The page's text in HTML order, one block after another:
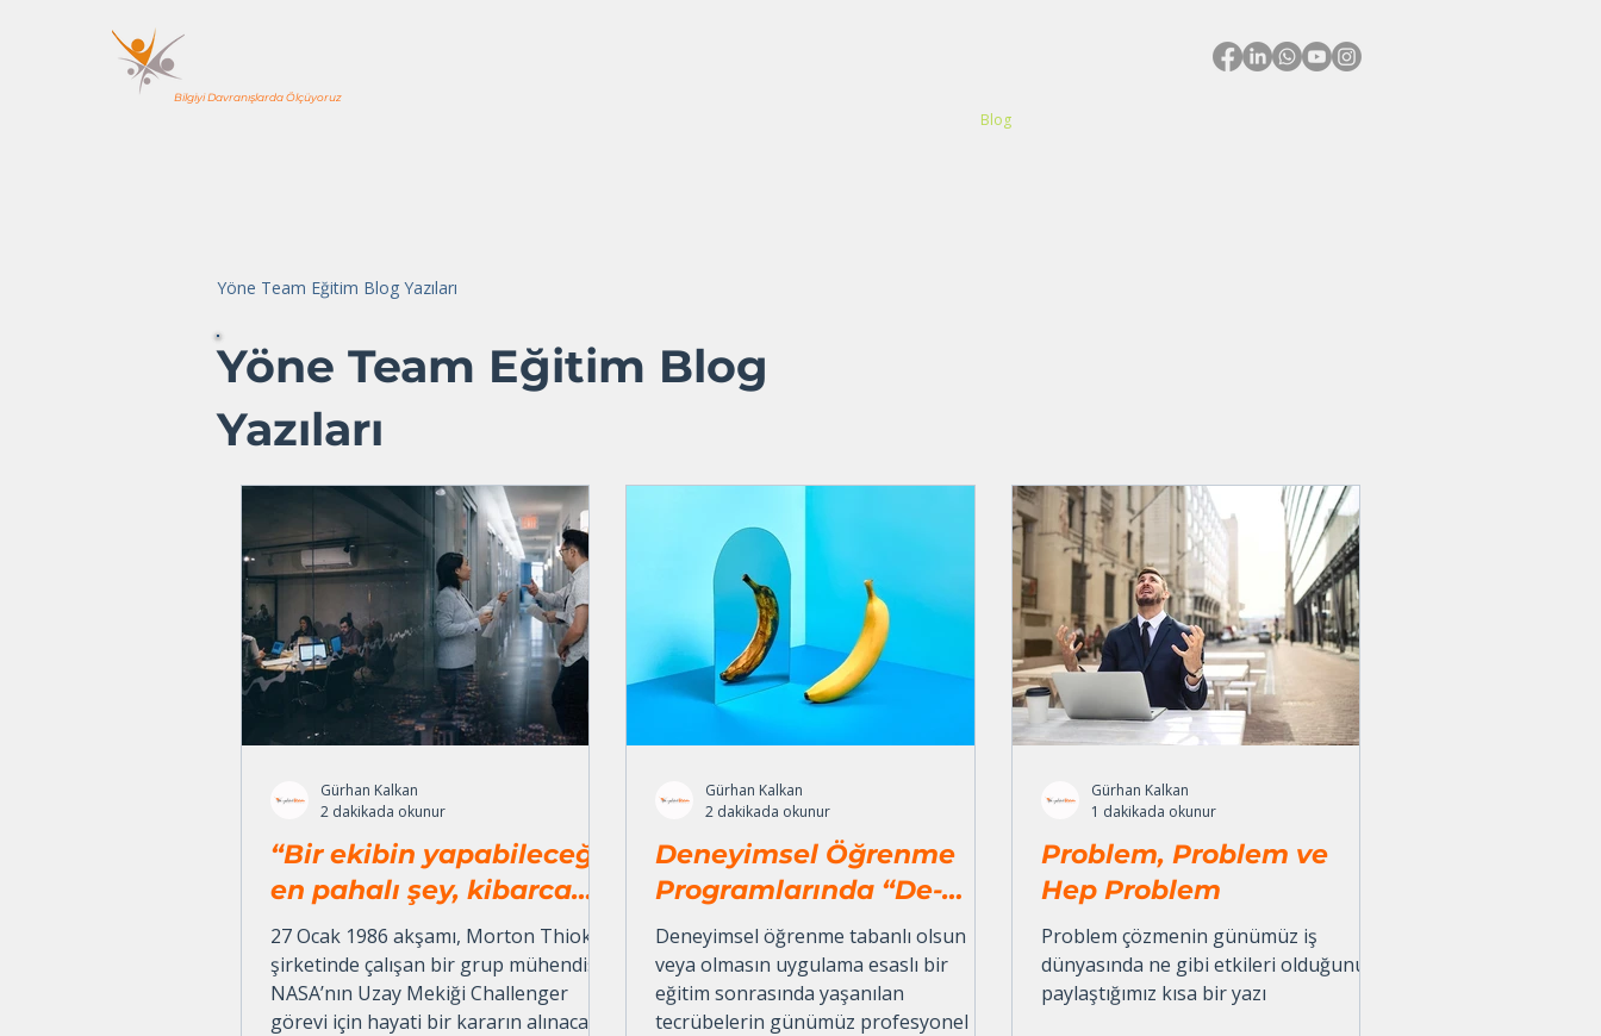
Bilgiyi Davranışlarda Ölçüyoruz
Blog
Yöne Team Eğitim Blog Yazıları
Yöne Team Eğitim Blog
Yazıları
“Bir ekibin yapabileceği
en pahalı şey, kibarca
sessiz kalmaktır.”
27 Ocak 1986 akşamı, Morton Thiokol
şirketinde çalışan bir grup mühendis,
NASA’nın Uzay Mekiği Challenger
görevi için hayati bir kararın alınacağı
Gürhan Kalkan
2 dakikada okunur
Deneyimsel Öğrenme
Programlarında “De-
briefing” Süreci
Deneyimsel öğrenme tabanlı olsun
veya olmasın uygulama esaslı bir
eğitim sonrasında yaşanılan
tecrübelerin günümüz profesyonel iş
Gürhan Kalkan
2 dakikada okunur
Problem, Problem ve
Hep Problem
Problem çözmenin günümüz iş
dünyasında ne gibi etkileri olduğunu
paylaştığımız kısa bir yazı
Gürhan Kalkan
1 dakikada okunur